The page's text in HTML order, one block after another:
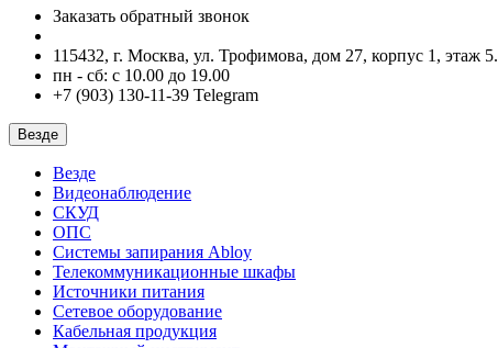
Заказать обратный звонок
115432, г. Москва, ул. Трофимова, дом 27, корпус 1, этаж 5.
пн - сб: с 10.00 до 19.00
+7 (903) 130-11-39 Telegram
Везде
Везде
Видеонаблюдение
СКУД
ОПС
Системы запирания Abloy
Телекоммуникационные шкафы
Источники питания
Сетевое оборудование
Кабельная продукция